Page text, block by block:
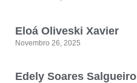
Eloá Oliveski Xavier
Novembro 26, 2025
Edely Soares Salgueiro